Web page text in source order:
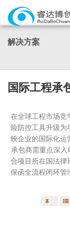
解决方案
国际工程承
在全球工程市场竞
险防控工具升级为
映企业的国际化运
承包商需重点深入
合项目所在国法律
保函全流程闭环管